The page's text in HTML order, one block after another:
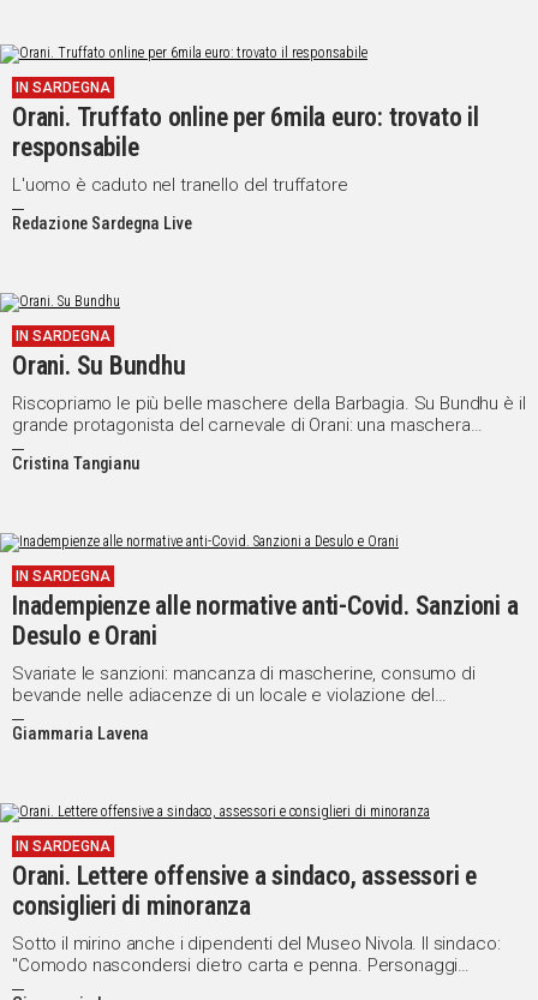
IN SARDEGNA
Orani. Truffato online per 6mila euro: trovato il
responsabile
L'uomo è caduto nel tranello del truffatore
Redazione Sardegna Live
IN SARDEGNA
Orani. Su Bundhu
Riscopriamo le più belle maschere della Barbagia. Su Bundhu è il
grande protagonista del carnevale di Orani: una maschera
antropo-bovina copre l’intero viso di chi la indossa, il naso
prominente, i baffi voluminosi, le corna bovine
Cristina Tangianu
IN SARDEGNA
Inadempienze alle normative anti-Covid. Sanzioni a
Desulo e Orani
Svariate le sanzioni: mancanza di mascherine, consumo di
bevande nelle adiacenze di un locale e violazione del
coprifuoco
Giammaria Lavena
IN SARDEGNA
Orani. Lettere offensive a sindaco, assessori e
consiglieri di minoranza
Sotto il mirino anche i dipendenti del Museo Nivola. Il sindaco:
"Comodo nascondersi dietro carta e penna. Personaggi
miserabili, tra un paio di mesi avrete la possibilità di amministrare